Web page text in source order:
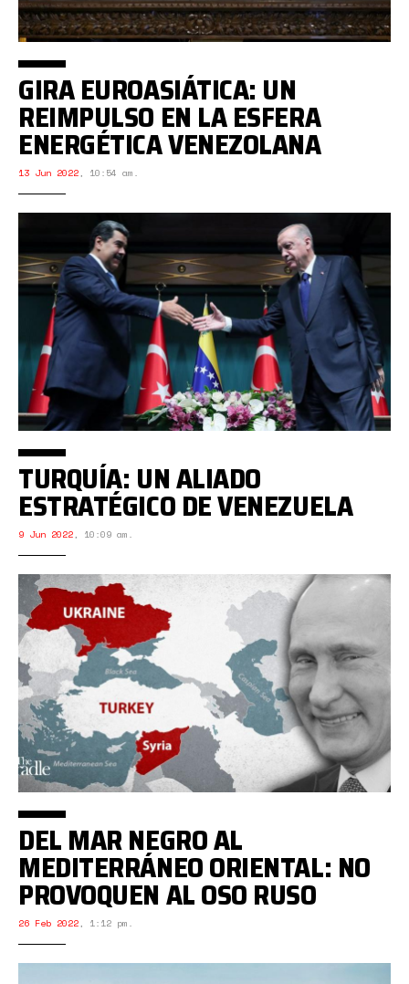
GIRA EUROASIÁTICA: UN
REIMPULSO EN LA ESFERA
ENERGÉTICA VENEZOLANA
13 Jun 2022, 10:54 am.
TURQUÍA: UN ALIADO
ESTRATÉGICO DE VENEZUELA
9 Jun 2022, 10:09 am.
DEL MAR NEGRO AL
MEDITERRÁNEO ORIENTAL: NO
PROVOQUEN AL OSO RUSO
26 Feb 2022, 1:12 pm.